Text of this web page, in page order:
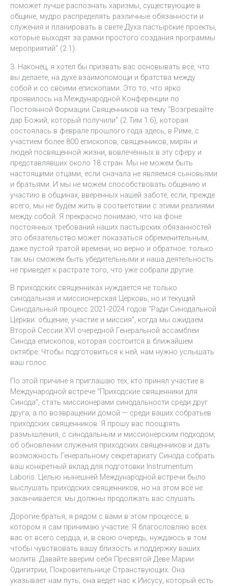
поможет лучше распознать харизмы, существующие в
общине, мудро распределять различные обязанности и
служения и планировать в свете Духа пастырские проекты,
которые выходят за рамки простого создания программы
мероприятий” (2.1).
3. Наконец, я хотел бы призвать вас основывать всё, что
вы делаете, на духе взаимопомощи и братства между
собой и со своими епископами. Это то, что ярко
проявилось на Международной Конференции по
Постоянной Формации Священников на тему “Возгревайте
дар Божий, который получили” (2 Тим 1:6), которая
состоялась в феврале прошлого года здесь, в Риме, с
участием более 800 епископов, священников, мирян и
людей посвященной жизни, вовлечённых в эту сферу и
представлявших около 18 стран. Мы не можем быть
настоящими отцами, если сначала не являемся сыновьями
и братьями. И мы не можем способствовать общению и
участию в общинах, вверенных нашей заботе, если, прежде
всего, мы не будем жить в соответствии с этими реалиями
между собой. Я прекрасно понимаю, что на фоне
постоянных требований наших пастырских обязанностей
это обязательство может показаться обременительным,
даже пустой тратой времени, но верно и обратное: только
так мы сможем быть убедительными и наша деятельность
не приведёт к растрате того, что уже собрали другие.
В приходских священниках нуждается не только
синодальная и миссионерская Церковь, но и текущий
Синодальный процесс 2021-2024 годов “Ради Синодальной
Церкви: общение, участие и миссия”, когда мы ожидаем
Второй Сессии XVI очередной Генеральной ассамблеи
Синода епископов, которая состоится в ближайшем
октябре. Чтобы подготовиться к ней, нам нужно услышать
ваш голос.
По этой причине я приглашаю тех, кто принял участие в
Международной встрече “Приходские священники для
Синода”, стать миссионерами синодальности среди друг
друга, а по возвращении домой — среди ваших собратьев
приходских священников. Я прошу вас поощрять
размышления, с синодальным и миссионерским подходом,
об обновлении служения приходских священников и дать
возможность Генеральному секретариату Синода собрать
ваш конкретный вклад для подготовки Instrumentum
Laboris. Целью нынешней Международной встречи было
выслушать приходских священников, но на этом всё не
заканчивается: мы должны продолжать вас слушать.
Дорогие братья, я рядом с вами в этом процессе, в
котором я сам принимаю участие. Я благословляю всех
вас от всего сердца, и, в свою очередь, нуждаюсь в том
чтобы чувствовать вашу близость и поддержку ваших
молитв. Давайте вверим себя Пресвятой Деве Марии
Одигитрии, Покровительнице Странствующих. Она
указывает нам путь; она ведет нас к Иисусу, который есть